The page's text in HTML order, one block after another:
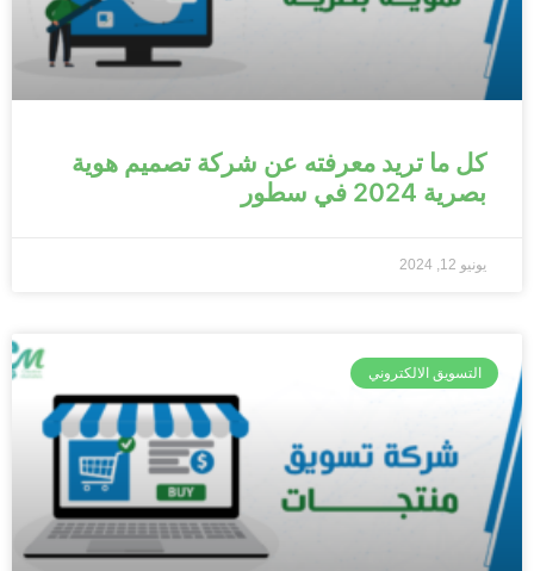
كل ما تريد معرفته عن شركة تصميم هوية
بصرية 2024 في سطور
يونيو 12, 2024
التسويق الالكتروني